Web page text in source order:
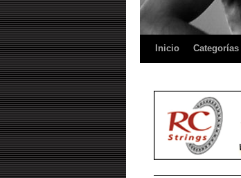
Inicio Categorías